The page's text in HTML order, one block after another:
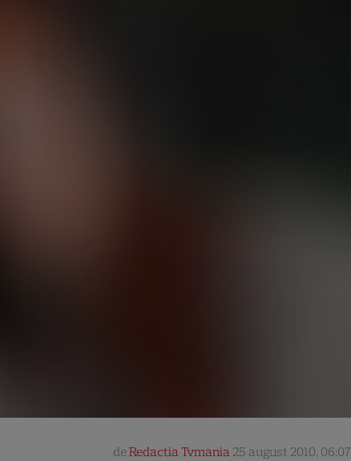
deRedactia Tvmania 25 august 2010, 06:07